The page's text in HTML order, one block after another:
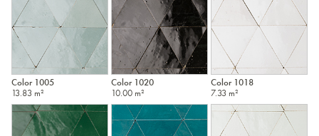
Color 1005
13.83 m²
Color 1020
10.00 m²
Color 1018
7.33 m²